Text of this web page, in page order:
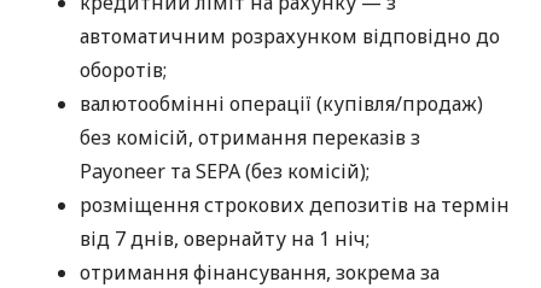
автоматичним розрахунком відповідно до
оборотів;
валютообмінні операції (купівля/продаж)
без комісій, отримання переказів з
Payoneer та SEPA (без комісій);
розміщення строкових депозитів на термін
від 7 днів, овернайту на 1 ніч;
отримання фінансування, зокрема за